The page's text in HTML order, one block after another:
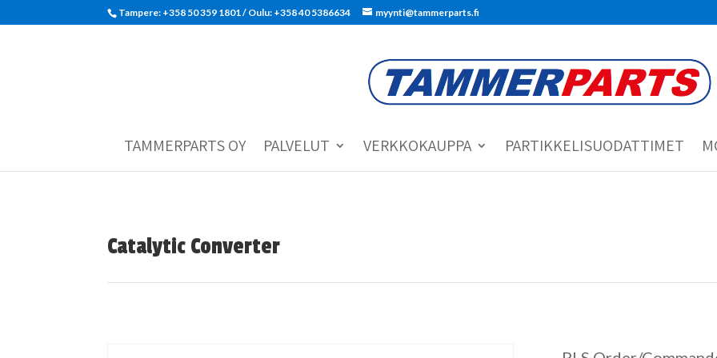
Tampere: +358 50 359 1801‬ / Oulu: +358 40 5386634 myynti@tammerparts.fi
TAMMERPARTS OY PALVELUT VERKKOKAUPPA PARTIKKELISUODATTIMET
Catalytic Converter